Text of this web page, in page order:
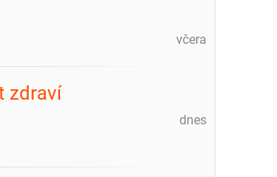
včera
zdraví
dnes